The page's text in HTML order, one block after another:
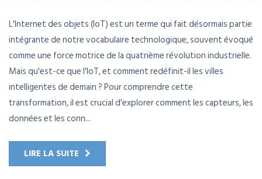
L'Internet des objets (IoT) est un terme qui fait désormais partie
intégrante de notre vocabulaire technologique, souvent évoqué
comme une force motrice de la quatrième révolution industrielle.
Mais qu'est-ce que l'IoT, et comment redéfinit-il les villes
intelligentes de demain ? Pour comprendre cette
transformation, il est crucial d'explorer comment les capteurs, les
données et les conn...
LIRE LA SUITE